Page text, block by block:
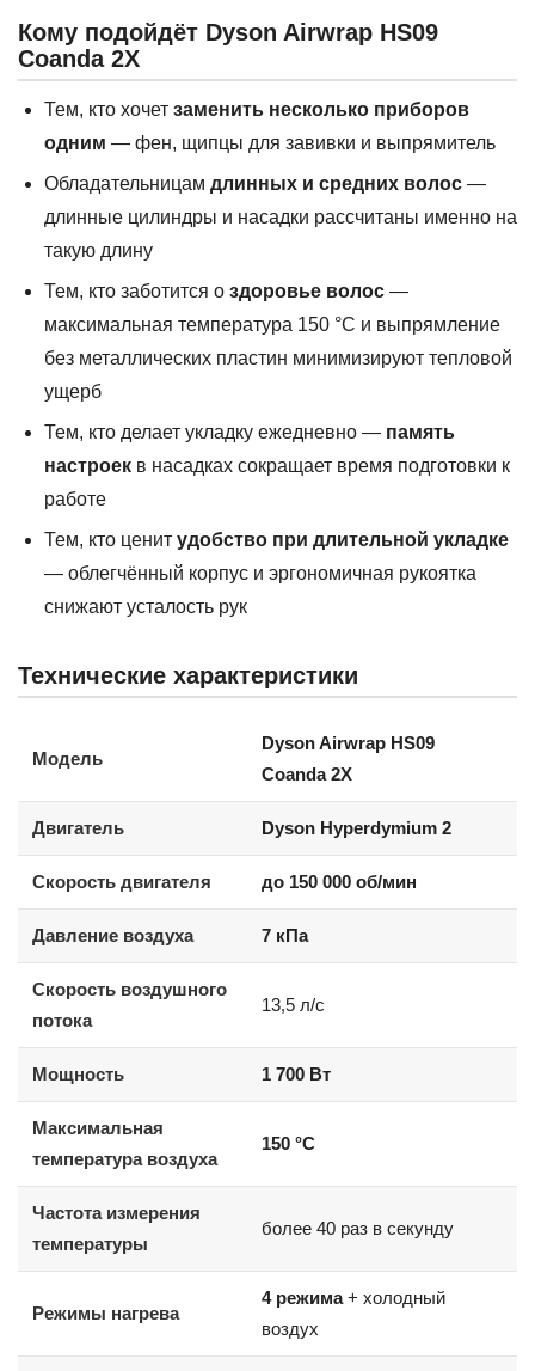
Кому подойдёт Dyson Airwrap HS09
Coanda 2X
Тем, кто хочет заменить несколько приборов
одним — фен, щипцы для завивки и выпрямитель
Обладательницам длинных и средних волос —
длинные цилиндры и насадки рассчитаны именно на
такую длину
Тем, кто заботится о здоровье волос —
максимальная температура 150 °C и выпрямление
без металлических пластин минимизируют тепловой
ущерб
Тем, кто делает укладку ежедневно — память
настроек в насадках сокращает время подготовки к
работе
Тем, кто ценит удобство при длительной укладке
— облегчённый корпус и эргономичная рукоятка
снижают усталость рук
Технические характеристики
Модель
Dyson Airwrap HS09
Coanda 2X
Двигатель Dyson Hyperdymium 2
Скорость двигателя до 150 000 об/мин
Давление воздуха 7 кПа
Скорость воздушного
потока
13,5 л/с
Мощность 1 700 Вт
Максимальная
температура воздуха
150 °C
Частота измерения
температуры
более 40 раз в секунду
Режимы нагрева
4 режима+ холодный
воздух